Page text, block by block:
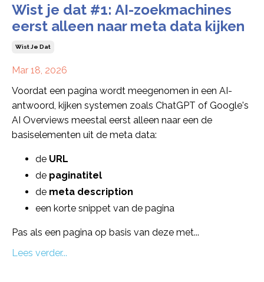
Wist je dat #1: AI-zoekmachines
eerst alleen naar meta data kijken
Wist Je Dat
Mar 18, 2026
Voordat een pagina wordt meegenomen in een AI-
antwoord, kijken systemen zoals ChatGPT of Google's
AI Overviews meestal eerst alleen naar een de
basiselementen uit de meta data:
de URL
de paginatitel
de meta description
een korte snippet van de pagina
Pas als een pagina op basis van deze met...
Lees verder...